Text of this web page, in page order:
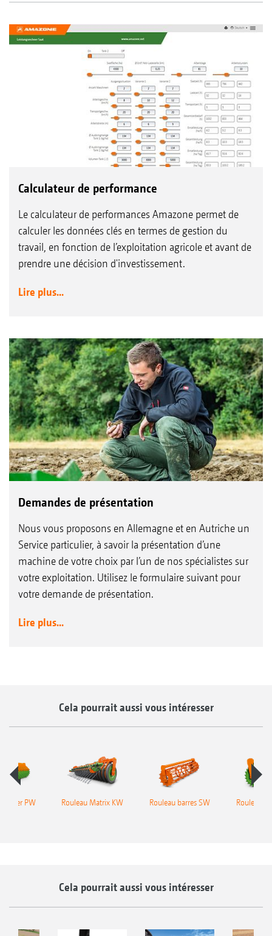
Calculateur de performance
Le calculateur de performances Amazone permet de
calculer les données clés en termes de gestion du
travail, en fonction de l’exploitation agricole et avant de
prendre une décision d'investissement.
Lire plus...
Demandes de présentation
Nous vous proposons en Allemagne et en Autriche un
Service particulier, à savoir la présentation d’une
machine de votre choix par l’un de nos spécialistes sur
votre exploitation. Utilisez le formulaire suivant pour
votre demande de présentation.
Lire plus...
Cela pourrait aussi vous intéresser
PW Rouleau Matrix KW Rouleau barres SW Rouleau
Cela pourrait aussi vous intéresser